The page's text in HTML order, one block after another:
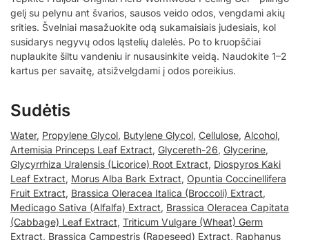
gelį su pelynu ant švarios, sausos veido odos, vengdami akių
srities. Švelniai masažuokite odą sukamaisiais judesiais, kol
susidarys negyvų odos ląstelių dalelės. Po to kruopščiai
nuplaukite šiltu vandeniu ir nusausinkite veidą. Naudokite 1–2
kartus per savaitę, atsižvelgdami į odos poreikius.
Sudėtis
Water, Propylene Glycol, Butylene Glycol, Cellulose, Alcohol,
Artemisia Princeps Leaf Extract, Glycereth-26, Glycerine,
Glycyrrhiza Uralensis (Licorice) Root Extract, Diospyros Kaki
Leaf Extract, Morus Alba Bark Extract, Opuntia Coccinellifera
Fruit Extract, Brassica Oleracea Italica (Broccoli) Extract,
Medicago Sativa (Alfalfa) Extract, Brassica Oleracea Capitata
(Cabbage) Leaf Extract, Triticum Vulgare (Wheat) Germ
Extract, Brassica Campestris (Rapeseed) Extract, Raphanus